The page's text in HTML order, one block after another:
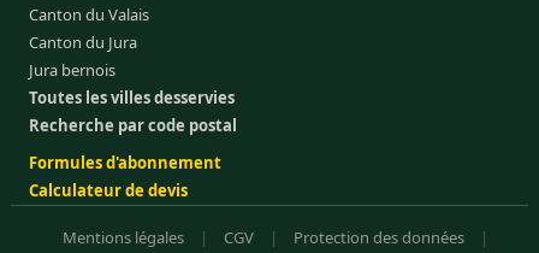
Canton du Valais
Canton du Jura
Jura bernois
Toutes les villes desservies
Recherche par code postal
Formules d'abonnement
Calculateur de devis
Mentions légales | CGV | Protection des données
|